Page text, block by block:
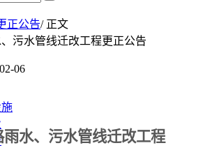
正公告/ 正文
污水管线迁改工程更正公告
06
雨水、污水管线迁改工程